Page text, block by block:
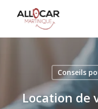
Conseils
Location de